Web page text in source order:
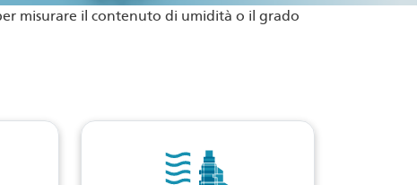
misurare il contenuto di umidità o il grado